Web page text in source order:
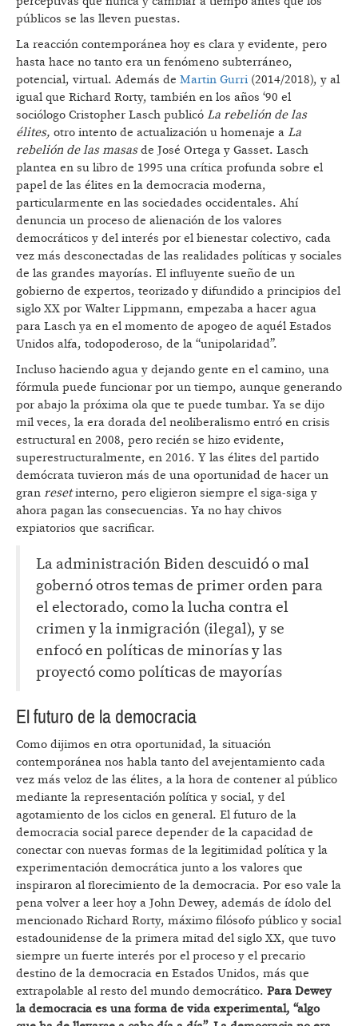
públicos se las lleven puestas.
La reacción contemporánea hoy es clara y evidente, pero
hasta hace no tanto era un fenómeno subterráneo,
potencial, virtual. Además de Martin Gurri (2014/2018), y al
igual que Richard Rorty, también en los años ‘90 el
sociólogo Cristopher Lasch publicó La rebelión de las
élites, otro intento de actualización u homenaje a La
rebelión de las masasde José Ortega y Gasset. Lasch
plantea en su libro de 1995 una crítica profunda sobre el
papel de las élites en la democracia moderna,
particularmente en las sociedades occidentales. Ahí
denuncia un proceso de alienación de los valores
democráticos y del interés por el bienestar colectivo, cada
vez más desconectadas de las realidades políticas y sociales
de las grandes mayorías. El influyente sueño de un
gobierno de expertos, teorizado y difundido a principios del
siglo XX por Walter Lippmann, empezaba a hacer agua
para Lasch ya en el momento de apogeo de aquél Estados
Unidos alfa, todopoderoso, de la “unipolaridad”.
Incluso haciendo agua y dejando gente en el camino, una
fórmula puede funcionar por un tiempo, aunque generando
por abajo la próxima ola que te puede tumbar. Ya se dijo
mil veces, la era dorada del neoliberalismo entró en crisis
estructural en 2008, pero recién se hizo evidente,
superestructuralmente, en 2016. Y las élites del partido
demócrata tuvieron más de una oportunidad de hacer un
gran resetinterno, pero eligieron siempre el siga-siga y
ahora pagan las consecuencias. Ya no hay chivos
expiatorios que sacrificar.
La administración Biden descuidó o mal
gobernó otros temas de primer orden para
el electorado, como la lucha contra el
crimen y la inmigración (ilegal), y se
enfocó en políticas de minorías y las
proyectó como políticas de mayorías
El futuro de la democracia
Como dijimos en otra oportunidad, la situación
contemporánea nos habla tanto del avejentamiento cada
vez más veloz de las élites, a la hora de contener al público
mediante la representación política y social, y del
agotamiento de los ciclos en general. El futuro de la
democracia social parece depender de la capacidad de
conectar con nuevas formas de la legitimidad política y la
experimentación democrática junto a los valores que
inspiraron al florecimiento de la democracia. Por eso vale la
pena volver a leer hoy a John Dewey, además de ídolo del
mencionado Richard Rorty, máximo filósofo público y social
estadounidense de la primera mitad del siglo XX, que tuvo
siempre un fuerte interés por el proceso y el precario
destino de la democracia en Estados Unidos, más que
extrapolable al resto del mundo democrático. Para Dewey
la democracia es una forma de vida experimental, “algo